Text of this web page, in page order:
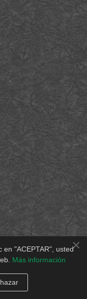
×
en "ACEPTAR", usted
Más información